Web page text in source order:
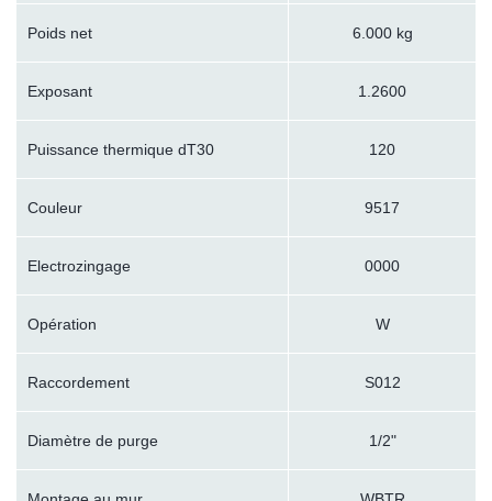
Poids net 6.000 kg
Exposant 1.2600
Puissance thermique dT30 120
Couleur 9517
Electrozingage 0000
Opération W
Raccordement S012
Diamètre de purge 1/2"